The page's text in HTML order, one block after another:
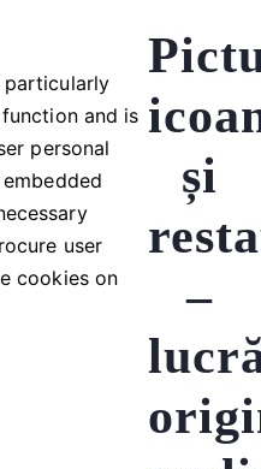
și
–
and is
personal
user
cookies on